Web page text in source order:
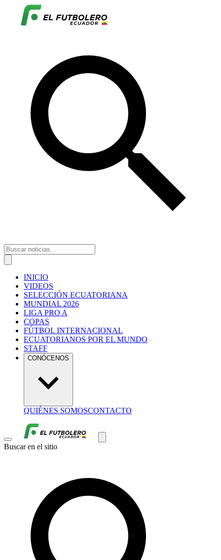
INICIO
VIDEOS
SELECCIÓN ECUATORIANA
MUNDIAL 2026
LIGA PRO A
COPAS
FÚTBOL INTERNACIONAL
ECUATORIANOS POR EL MUNDO
STAFF
CONÓCENOS
QUIÉNES SOMOSCONTACTO
Buscar en el sitio